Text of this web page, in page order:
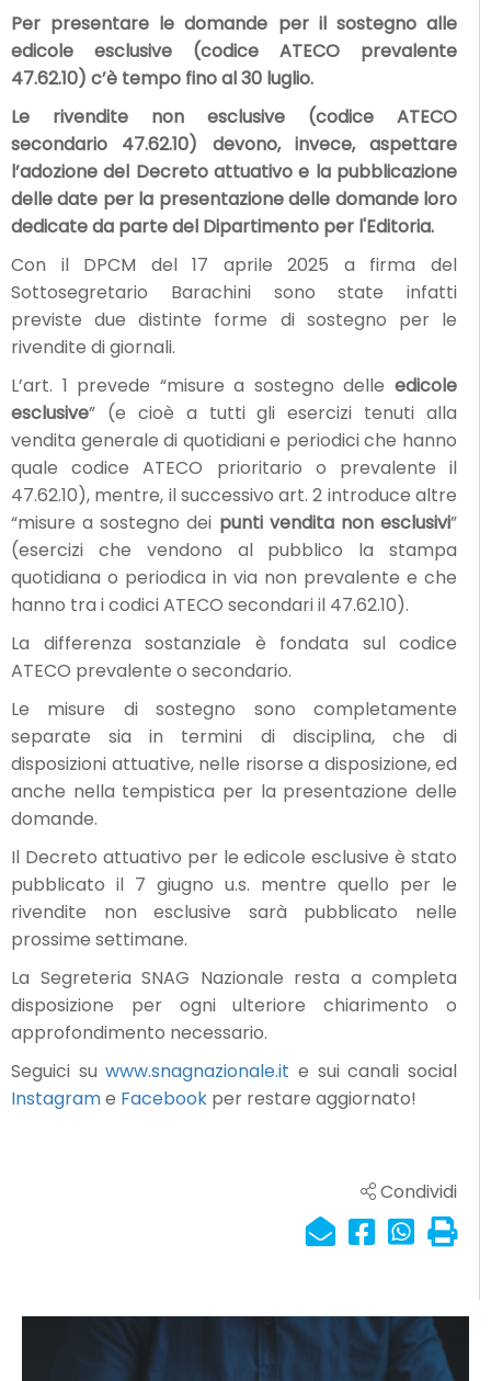
Per presentare le domande per il sostegno alle
edicole esclusive (codice ATECO prevalente
47.62.10) c’è tempo fino al 30 luglio.
Le rivendite non esclusive (codice ATECO
secondario 47.62.10) devono, invece, aspettare
l’adozione del Decreto attuativo e la pubblicazione
delle date per la presentazione delle domande loro
dedicate da parte del Dipartimento per l'Editoria.
Con il DPCM del 17 aprile 2025 a firma del
Sottosegretario Barachini sono state infatti
previste due distinte forme di sostegno per le
rivendite di giornali.
L’art. 1 prevede “misure a sostegno delle edicole
esclusive” (e cioè a tutti gli esercizi tenuti alla
vendita generale di quotidiani e periodici che hanno
quale codice ATECO prioritario o prevalente il
47.62.10), mentre, il successivo art. 2 introduce altre
“misure a sostegno dei punti vendita non esclusivi”
(esercizi che vendono al pubblico la stampa
quotidiana o periodica in via non prevalente e che
hanno tra i codici ATECO secondari il 47.62.10).
La differenza sostanziale è fondata sul codice
ATECO prevalente o secondario.
Le misure di sostegno sono completamente
separate sia in termini di disciplina, che di
disposizioni attuative, nelle risorse a disposizione, ed
anche nella tempistica per la presentazione delle
domande.
Il Decreto attuativo per le edicole esclusive è stato
pubblicato il 7 giugno u.s. mentre quello per le
rivendite non esclusive sarà pubblicato nelle
prossime settimane.
La Segreteria SNAG Nazionale resta a completa
disposizione per ogni ulteriore chiarimento o
approfondimento necessario.
Seguici suwww.snagnazionale.it e sui canali social
Instagrame Facebook per restare aggiornato!
Condividi